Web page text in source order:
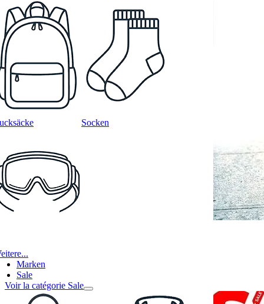
Socken
Marken
Sale
Voir la catégorie Sale